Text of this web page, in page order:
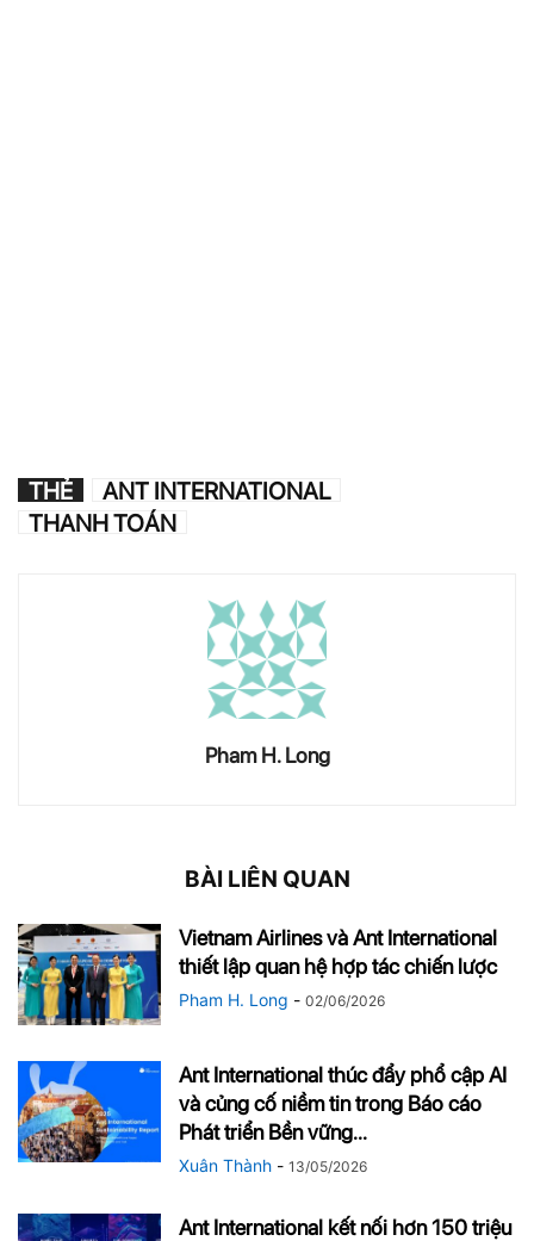
THẺ
ANT INTERNATIONAL
THANH TOÁN
Pham H. Long
BÀI LIÊN QUAN
Vietnam Airlines và Ant International
thiết lập quan hệ hợp tác chiến lược
Pham H. Long - 02/06/2026
Ant International thúc đẩy phổ cập AI
và củng cố niềm tin trong Báo cáo
Phát triển Bền vững...
Xuân Thành - 13/05/2026
Ant International kết nối hơn 150 triệu